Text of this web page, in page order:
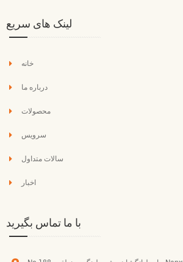
لینک های سریع
خانه
درباره ما
محصولات
سرویس
سالات متداول
اخبار
با ما تماس بگیرید